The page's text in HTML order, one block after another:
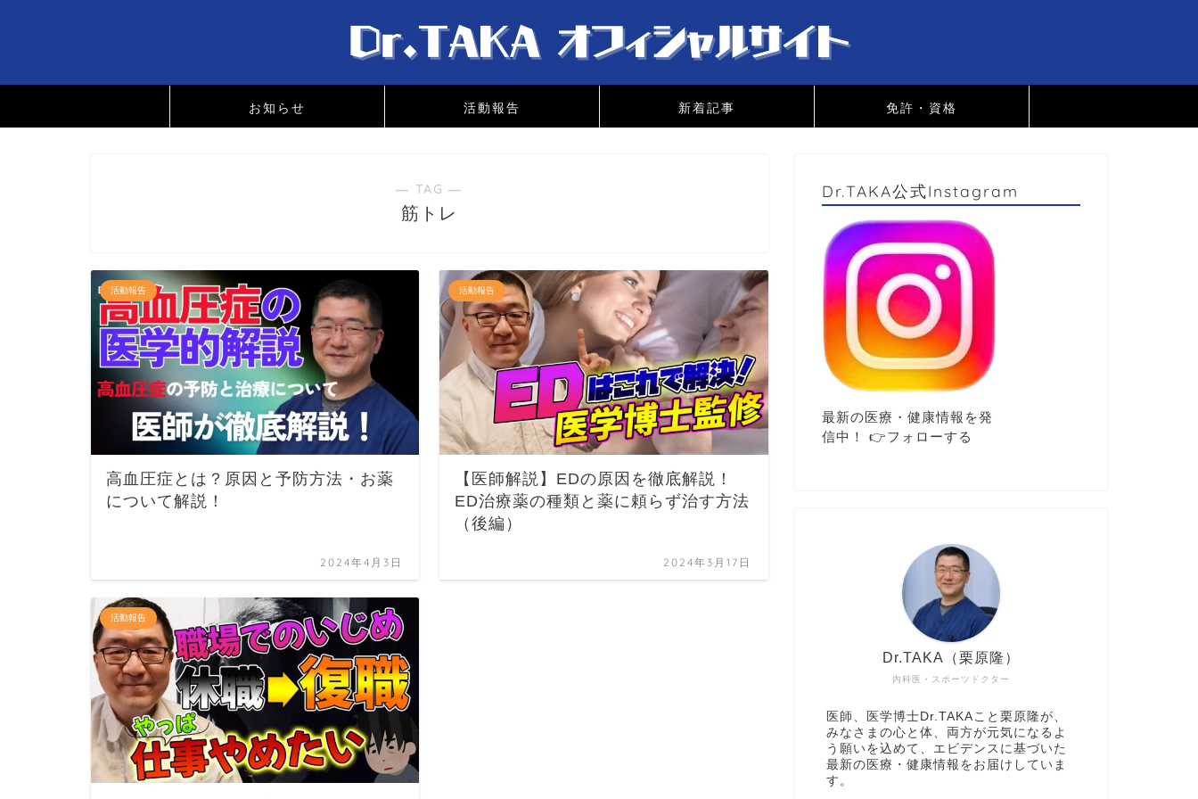
お知らせ 活動報告 新着記事 免許・資格
― TAG ―
筋トレ
活動報告
高血圧症とは？原因と予防方法・お薬
について解説！
2024年4月3日
活動報告
【医師解説】EDの原因を徹底解説！
ED治療薬の種類と薬に頼らず治す方法
（後編）
2024年3月17日
活動報告
Dr.TAKA公式Instagram
最新の医療・健康情報を発
信中！ 👉️フォローする
内科医・スポーツドクター
Dr.TAKA（栗原隆）
医師、医学博士Dr.TAKAこと栗原隆が、
みなさまの心と体、両方が元気になるよ
う願いを込めて、エビデンスに基づいた
最新の医療・健康情報をお届けしていま
す。